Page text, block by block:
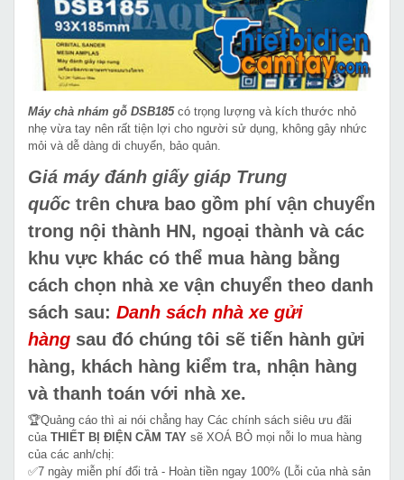
Máy chà nhám gỗ DSB185có trọng lượng và kích thước nhỏ
nhẹ vừa tay nên rất tiện lợi cho người sử dụng, không gây nhức
mỏi và dễ dàng di chuyển, bảo quản.
Giá máy đánh giấy giáp Trung
quốc trên chưa bao gồm phí vận chuyển
trong nội thành HN, ngoại thành và các
khu vực khác có thể mua hàng bằng
cách chọn nhà xe vận chuyển theo danh
sách sau: Danh sách nhà xe gửi
hàng sau đó chúng tôi sẽ tiến hành gửi
hàng, khách hàng kiểm tra, nhận hàng
và thanh toán với nhà xe.
🏆Quảng cáo thì ai nói chẳng hay Các chính sách siêu ưu đãi
của THIẾT BỊ ĐIỆN CẦM TAY sẽ XOÁ BỎ mọi nỗi lo mua hàng
của các anh/chị:
✅7 ngày miễn phí đổi trả - Hoàn tiền ngay 100% (Lỗi của nhà sản